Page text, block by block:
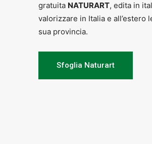
gratuita NATURART, edita in
valorizzare in Italia e
sua provincia.
Sfoglia Naturart